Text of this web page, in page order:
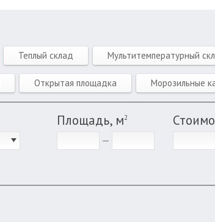
Теплый склад Мультитемпературный
Открытая площадка Морозильные
Площадь, м2